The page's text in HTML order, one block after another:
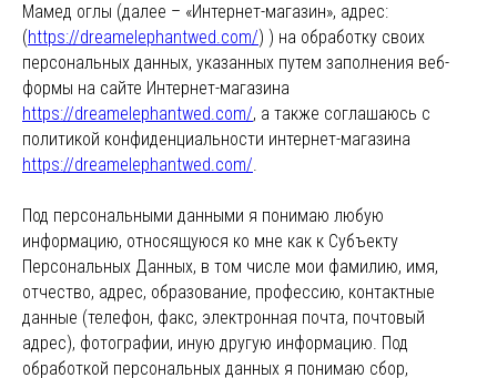
Мамед оглы (далее – «Интернет-магазин», адрес:
(https://dreamelephantwed.com/) ) на обработку своих
персональных данных, указанных путем заполнения веб-
формы на сайте Интернет-магазина
https://dreamelephantwed.com/, а также соглашаюсь с
политикой конфиденциальности интернет-магазина
https://dreamelephantwed.com/.
Под персональными данными я понимаю любую
информацию, относящуюся ко мне как к Субъекту
Персональных Данных, в том числе мои фамилию, имя,
отчество, адрес, образование, профессию, контактные
данные (телефон, факс, электронная почта, почтовый
адрес), фотографии, иную другую информацию. Под
обработкой персональных данных я понимаю сбор,